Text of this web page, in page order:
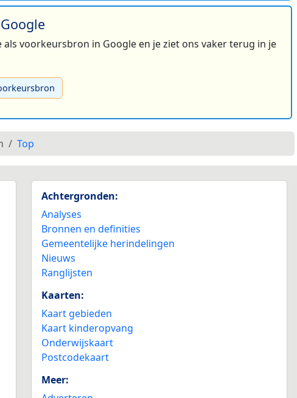
als voorkeursbron in Google en je ziet ons vaker terug in je
Top
Achtergronden:
Analyses
Bronnen en definities
Gemeentelijke herindelingen
Nieuws
Ranglijsten
Kaarten:
Kaart gebieden
Kaart kinderopvang
Onderwijskaart
Postcodekaart
Meer: